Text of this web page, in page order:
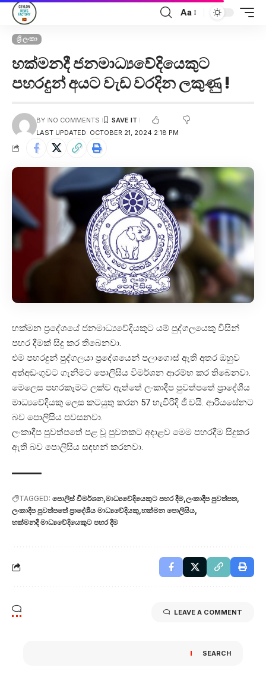
Aa
ශ්‍රී ලංකා
හක්මනදී ජනමාධ්‍යවේදියෙකුට
පහරදුන් අයට වැඩ වරදින ලකුණු !
LAST UPDATED: OCTOBER 21, 2024 2:18 PM
BY NO COMMENTS
හක්මන ප්‍රදේශයේ ජනමාධ්‍යවේදියකුට යම් පුද්ගලයෙකු විසින්
පහර දීමක් සිදු කර තිබෙනවා.
එම පහරදුන් පුද්ගලයා ප්‍රදේශයෙන් පලාගොස් ඇති අතර ඔහුව
අත්අඩංගුවට ගැනීමට පොලිසිය විමර්ශන ආරම්භ කර තිබෙනවා.
මෙලෙස පහරකෑමට ලක්ව ඇත්තේ ලංකාදීප පුවත්පතේ ප්‍රාදේශීය
මාධ්‍යවේදියකු ලෙස කටයුතු කරන 57 හැවිරිදි ජී.වයි. ආරියසේනට
බව පොලිසිය පවසනවා.
ලංකාදීප පුවත්පතේ පළ වූ පුවතකට අදාළව මෙම පහරදීම සිදුකර
ඇති බව පොලිසිය සඳහන් කරනවා.
TAGGED: පොලිස් විමර්ශන මාධ්‍යවේදියෙකුට පහර දීම ලංකාදීප පුවත්පත
ලංකාදීප පුවත්පතේ ප්‍රාදේශීය මාධ්‍යවේදියකු හක්මන පොලිසිය
හක්මනදී මාධ්‍යවේදියෙකුට පහර දීම
LEAVE A COMMENT
SEARCH